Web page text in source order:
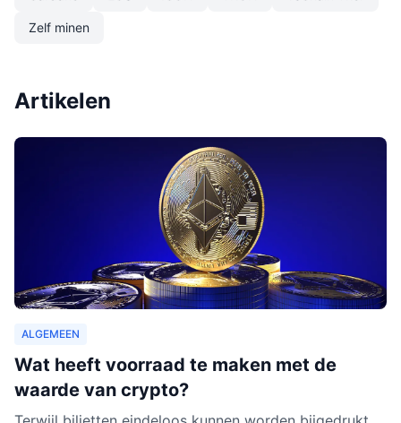
Zelf minen
Artikelen
ALGEMEEN
Wat heeft voorraad te maken met de
waarde van crypto?